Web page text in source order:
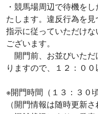
・競馬場周辺で待機を
たします。違反行為を
指示に従っていただけ
ございます。
開門前、お並びいただ
りますので、１２：００
※開門時間（１３：３０
（開門情報は随時更新さ